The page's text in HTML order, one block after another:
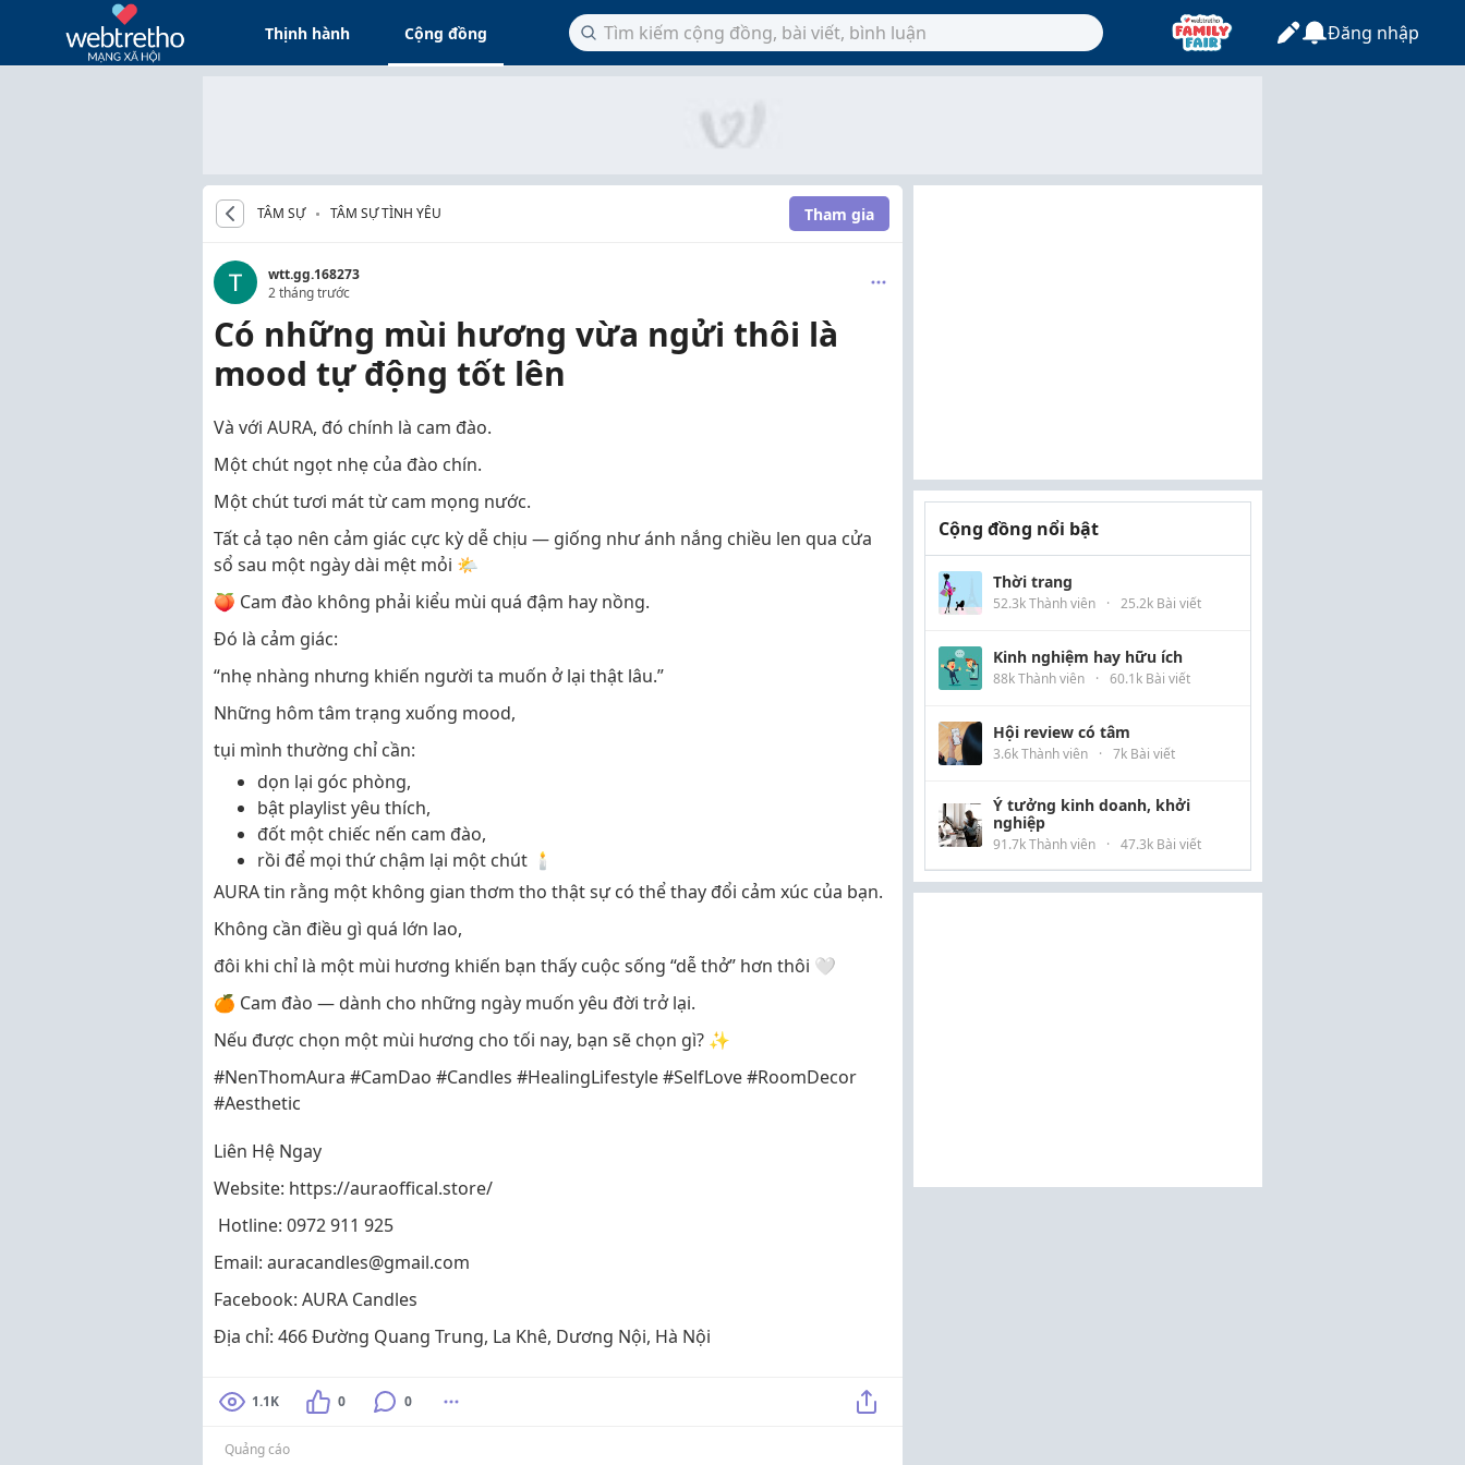
Thịnh hành Cộng đồng Đăng nhập
TÂM SỰ TÂM SỰ TÌNH YÊU Tham gia
wtt.gg.168273
2 tháng trước
Có những mùi hương vừa ngửi thôi là
mood tự động tốt lên
Và với AURA, đó chính là cam đào.
Một chút ngọt nhẹ của đào chín.
Một chút tươi mát từ cam mọng nước.
Tất cả tạo nên cảm giác cực kỳ dễ chịu — giống như ánh nắng chiều len qua cửa
sổ sau một ngày dài mệt mỏi 🌤️
🍑 Cam đào không phải kiểu mùi quá đậm hay nồng.
Đó là cảm giác:
“nhẹ nhàng nhưng khiến người ta muốn ở lại thật lâu.”
Những hôm tâm trạng xuống mood,
tụi mình thường chỉ cần:
dọn lại góc phòng,
bật playlist yêu thích,
đốt một chiếc nến cam đào,
rồi để mọi thứ chậm lại một chút 🕯️
AURA tin rằng một không gian thơm tho thật sự có thể thay đổi cảm xúc của bạn.
Không cần điều gì quá lớn lao,
đôi khi chỉ là một mùi hương khiến bạn thấy cuộc sống “dễ thở” hơn thôi 🤍
🍊 Cam đào — dành cho những ngày muốn yêu đời trở lại.
Nếu được chọn một mùi hương cho tối nay, bạn sẽ chọn gì? ✨
#NenThomAura #CamDao #Candles #HealingLifestyle #SelfLove #RoomDecor
#Aesthetic
Liên Hệ Ngay
Website: https://auraoffical.store/
Hotline: 0972 911 925
Email: auracandles@gmail.com
Facebook: AURA Candles
Địa chỉ: 466 Đường Quang Trung, La Khê, Dương Nội, Hà Nội
1.1K 0 0
Quảng cáo
Cộng đồng nổi bật
Thời trang
52.3k Thành viên · 25.2k Bài viết
Kinh nghiệm hay hữu ích
88k Thành viên · 60.1k Bài viết
Hội review có tâm
3.6k Thành viên · 7k Bài viết
Ý tưởng kinh doanh, khởi
nghiệp
91.7k Thành viên · 47.3k Bài viết